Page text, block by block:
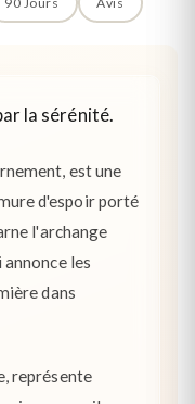
la sérénité.
est une
d'espoir porté
l'archange
les
dans
représente